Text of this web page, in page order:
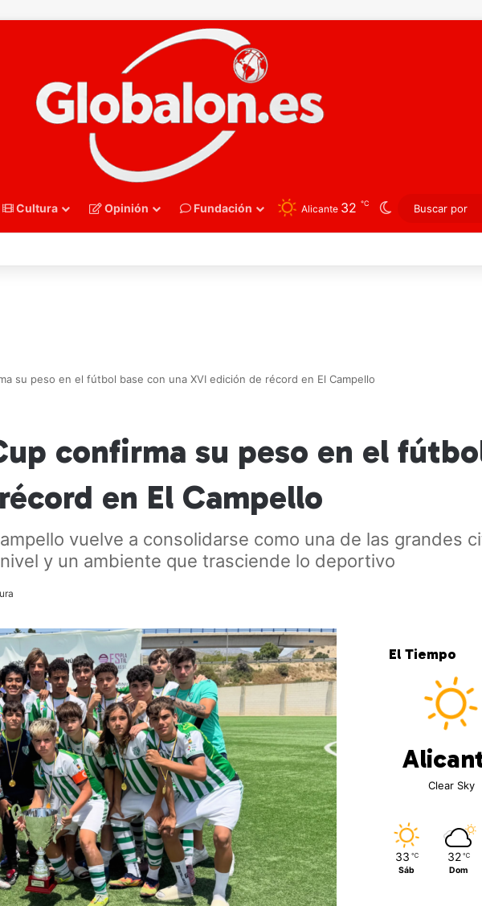
Cultura Opinión Fundación Alicante 32 ℃ Switch skin
su peso en el fútbol base con una XVI edición de récord en El Campello
confirma su peso en el
en El Campello
vuelve a consolidarse como una de las grandes
y un ambiente que trasciende lo deportivo
El Tiempo
Clear Sky
33 ℃
Sáb
32 ℃
Dom